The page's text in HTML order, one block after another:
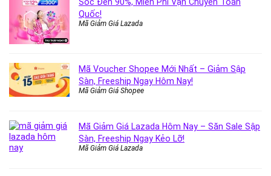
Quốc!
Mã Giảm Giá Lazada
Mã Voucher Shopee Mới Nhất – Giảm Sập
Sàn, Freeship Ngay Hôm Nay!
Mã Giảm Giá Shopee
Mã Giảm Giá Lazada Hôm Nay – Săn Sale Sập
Sàn, Freeship Ngay Kẻo Lỡ!
Mã Giảm Giá Lazada